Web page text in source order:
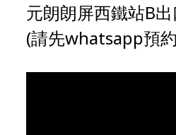
元朗朗屏西鐵站B
(請先whatsapp預